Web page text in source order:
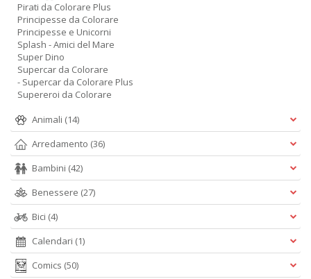
Pirati da Colorare Plus
Principesse da Colorare
Principesse e Unicorni
Splash - Amici del Mare
Super Dino
Supercar da Colorare
- Supercar da Colorare Plus
Supereroi da Colorare
Animali (14)
Arredamento (36)
Bambini (42)
Benessere (27)
Bici (4)
Calendari (1)
Comics (50)